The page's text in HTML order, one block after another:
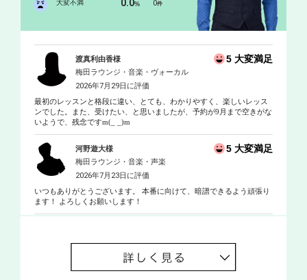
大変不満 0.0% 0件
渡真利由香様 5 大変満足
梅田ラウンジ・音楽・ヴォーカル
2026年7月29日に評価
最初のレッスンと格段に違い、とても、わかりやすく、楽しいレッス
ンでした。また、受けたい、と思いましたが、予約が9月まで空きがな
いようで、残念ですm(_ _)m
河野遊大様 5 大変満足
梅田ラウンジ・音楽・声楽
2026年7月23日に評価
いつもありがとうございます。 本番に向けて、暗譜できるよう頑張り
ます！ よろしくお願いします！